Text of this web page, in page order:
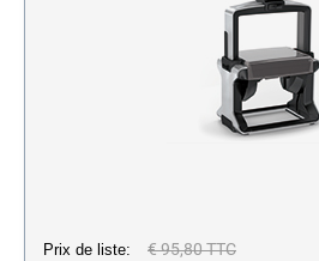
Prix de liste: € 95,80 TTC